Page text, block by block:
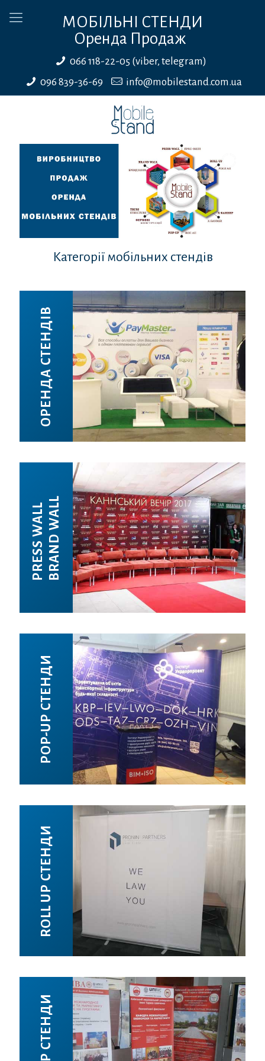
МОБІЛЬНІ СТЕНДИ
Оренда Продаж
066 118-22-05 (viber, telegram)
096 839-36-69
info@mobilestand.com.ua
Категорії мобільних стендів
ОРЕНДА СТЕНДІВ
PRESS WALLBRAND WALL
POP-UP СТЕНДИ
ROLL UP СТЕНДИ